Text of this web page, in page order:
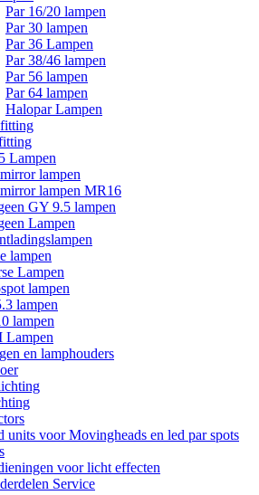
Par 16/20 lampen
Par 30 lampen
Par 36 Lampen
Par 38/46 lampen
Par 56 lampen
Par 64 lampen
Halopar Lampen
Lampen
lampen
lampen MR16
GY 9.5 lampen
Lampen
lampen
Lampen
lampen
lampen
lampen
Lampen
en lamphouders
units voor Movingheads en led par spots
voor licht effecten
Service